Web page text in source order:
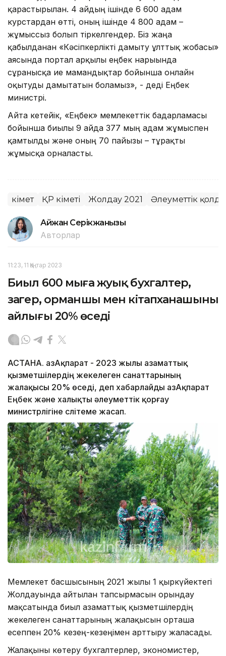
қарастырылған. 4 айдың ішінде 6 600 адам
курстардан өтті, оның ішінде 4 800 адам –
жұмыссыз болып тіркелгендер. Біз жаңа
қабылданған «Кәсіпкерлікті дамыту ұлттық жобасы»
аясында портал арқылы еңбек нарығында
сұранысқа ие мамандықтар бойынша онлайн
оқытуды дамытатын боламыз», - деді Еңбек
министрі.
Айта кетейік, «Еңбек» мемлекеттік бағдарламасы
бойынша биылғы 9 айда 377 мың адам жұмыспен
қамтылды және оның 70 пайызы – тұрақты
жұмысқа орналасты.
Үкімет ҚР Үкіметі Жолдау 2021 Әлеуметтік
Айжан Серікжанқызы
Авторлар
11:23, 11 Қаңтар 2023
Биыл 600 мыңға жуық бухгалтер,
заңгер, орманшы мен кітапханашының
айлығы 20% өседі
АСТАНА. ҚазАқпарат - 2023 жылы азаматтық
қызметшілердің жекелеген санаттарының
жалақысы 20% өседі, деп хабарлайды ҚазАқпарат
Еңбек және халықты әлеуметтік қорғау
министрлігіне слітеме жасап.
Мемлекет басшысының 2021 жылғы 1 қыркүйектегі
Жолдауында айтылған тапсырмасын орындау
мақсатында биыл азаматтық қызметшілердің
жекелеген санаттарының жалақысын орташа
есеппен 20% кезең-кезеңімен арттыру жалғасады.
Жалақыны көтеру бухгалтерлер, экономистер,